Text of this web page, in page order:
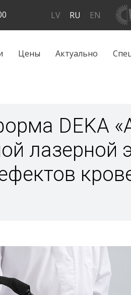
LV RU EN
Цены Актуально
DEKA
лазерной